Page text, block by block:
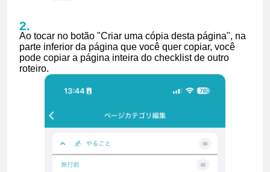
Ao tocar no botão "Criar uma cópia desta página", na
parte inferior da página que você quer copiar, você
pode copiar a página inteira do checklist de outro
roteiro.